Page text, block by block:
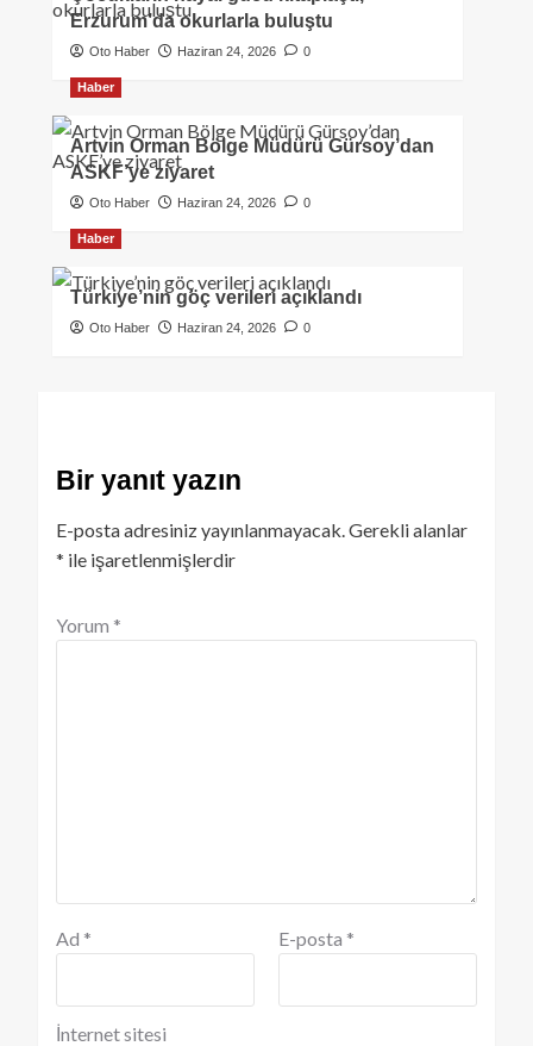
Erzurum’da okurlarla buluştu
Oto Haber Haziran 24, 2026 0
Haber
Artvin Orman Bölge Müdürü Gürsoy’dan
ASKF’ye ziyaret
Oto Haber Haziran 24, 2026 0
Haber
Türkiye’nin göç verileri açıklandı
Oto Haber Haziran 24, 2026 0
Bir yanıt yazın
E-posta adresiniz yayınlanmayacak.Gerekli alanlar
* ile işaretlenmişlerdir
Yorum *
Ad * E-posta *
İnternet sitesi